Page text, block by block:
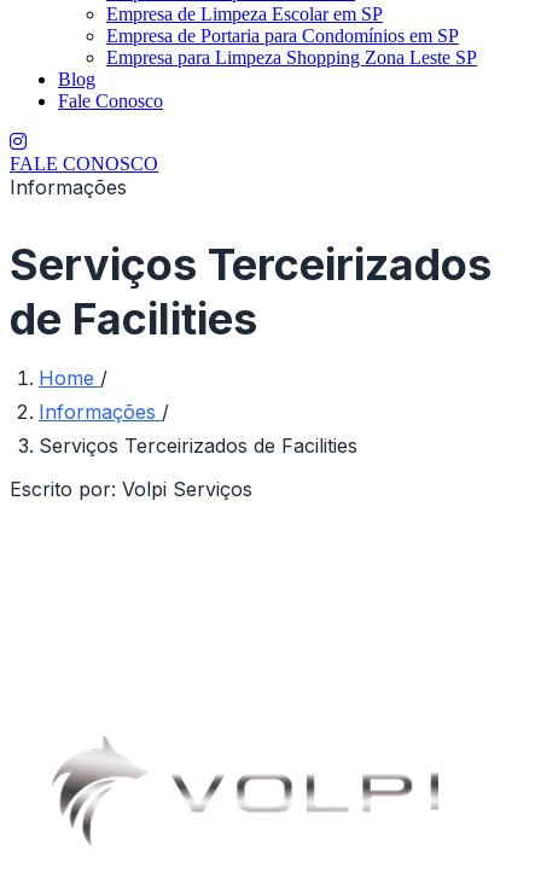
Empresa de Limpeza Escolar em SP
Empresa de Portaria para Condomínios em SP
Empresa para Limpeza Shopping Zona Leste SP
Blog
Fale Conosco
FALE CONOSCO
Informações
Serviços Terceirizados
de Facilities
Home /
Informações /
Serviços Terceirizados de Facilities
Escrito por: Volpi Serviços